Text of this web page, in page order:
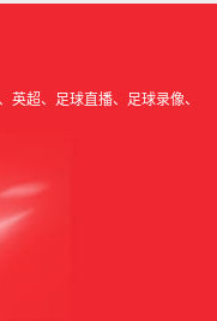
英超 足球直播 足球录像